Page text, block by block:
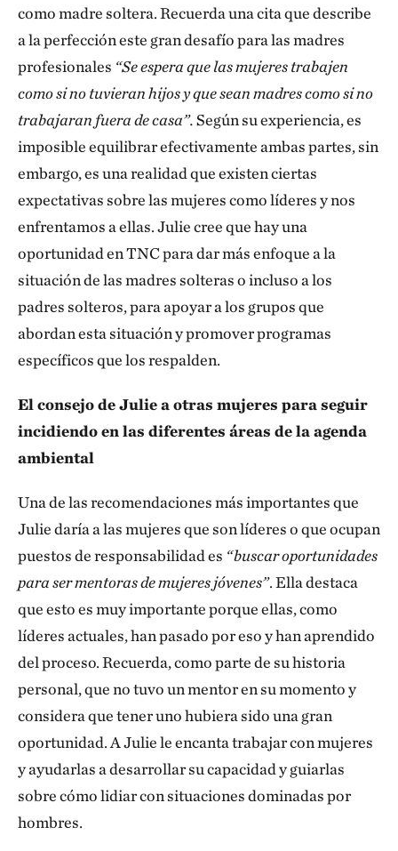
como madre soltera. Recuerda una cita que describe
a la perfección este gran desafío para las madres
profesionales “Se espera que las mujeres trabajen
como si no tuvieran hijos y que sean madres como si no
trabajaran fuera de casa”.Según su experiencia, es
imposible equilibrar efectivamente ambas partes, sin
embargo, es una realidad que existen ciertas
expectativas sobre las mujeres como líderes y nos
enfrentamos a ellas. Julie cree que hay una
oportunidad en TNC para dar más enfoque a la
situación de las madres solteras o incluso a los
padres solteros, para apoyar a los grupos que
abordan esta situación y promover programas
específicos que los respalden.
El consejo de Julie a otras mujeres para seguir
incidiendo en las diferentes áreas de la agenda
ambiental
Una de las recomendaciones más importantes que
Julie daría a las mujeres que son líderes o que ocupan
puestos de responsabilidad es “buscar oportunidades
para ser mentoras de mujeres jóvenes”. Ella destaca
que esto es muy importante porque ellas, como
líderes actuales, han pasado por eso y han aprendido
del proceso. Recuerda, como parte de su historia
personal, que no tuvo un mentor en su momento y
considera que tener uno hubiera sido una gran
oportunidad. A Julie le encanta trabajar con mujeres
y ayudarlas a desarrollar su capacidad y guiarlas
sobre cómo lidiar con situaciones dominadas por
hombres.